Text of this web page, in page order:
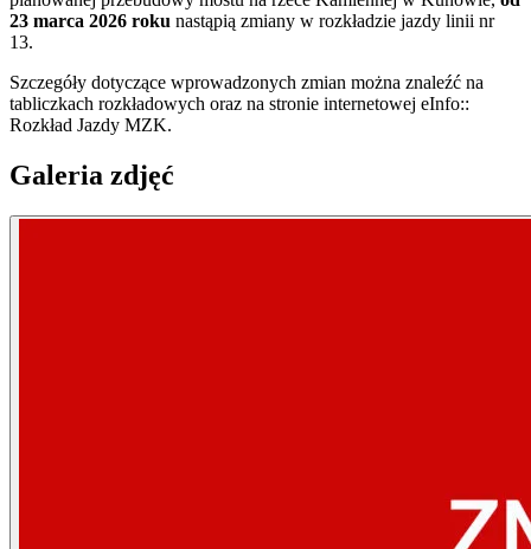
23 marca 2026 roku nastąpią zmiany w rozkładzie jazdy linii nr
13.
Szczegóły dotyczące wprowadzonych zmian można znaleźć na
tabliczkach rozkładowych oraz na stronie internetowej eInfo::
Rozkład Jazdy MZK.
Galeria zdjęć